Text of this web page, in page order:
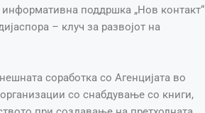
поддршка „Нов контакт“
– клуч за развојот на
соработка со Агенцијата во
со снабдување со книги,